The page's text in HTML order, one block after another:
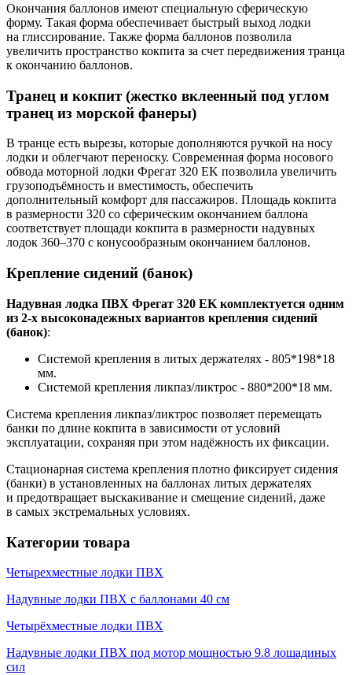
Окончания баллонов имеют специальную сферическую
форму. Такая форма обеспечивает быстрый выход лодки
на глиссирование. Также форма баллонов позволила
увеличить пространство кокпита за счет передвижения транца
к окончанию баллонов.
Транец и кокпит (жестко вклеенный под углом
транец из морской фанеры)
В транце есть вырезы, которые дополняются ручкой на носу
лодки и облегчают переноску. Современная форма носового
обвода моторной лодки Фрегат 320 EK позволила увеличить
грузоподъёмность и вместимость, обеспечить
дополнительный комфорт для пассажиров. Площадь кокпита
в размерности 320 со сферическим окончанием баллона
соответствует площади кокпита в размерности надувных
лодок 360–370 с конусообразным окончанием баллонов.
Крепление сидений (банок)
Надувная лодка ПВХ Фрегат 320 EK комплектуется одним
из 2-х высоконадежных вариантов крепления сидений
(банок):
Системой крепления в литых держателях - 805*198*18
мм.
Системой крепления ликпаз/ликтрос - 880*200*18 мм.
Система крепления ликпаз/ликтрос позволяет перемещать
банки по длине кокпита в зависимости от условий
эксплуатации, сохраняя при этом надёжность их фиксации.
Стационарная система крепления плотно фиксирует сидения
(банки) в установленных на баллонах литых держателях
и предотвращает выскакивание и смещение сидений, даже
в самых экстремальных условиях.
Категории товара
Четырехместные лодки ПВХ
Надувные лодки ПВХ с баллонами 40 см
Четырёхместные лодки ПВХ
Надувные лодки ПВХ под мотор мощностью 9.8 лошадиных
сил